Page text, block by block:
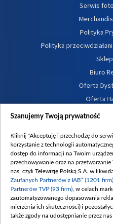
Serwis
Polityka
Polityka
Sklep
Biuro
Oferta
Oferta
Procedura
Szanujemy Twoją prywatność
Kliknij "Akceptuję i przechodzę do
korzystanie z technologii
dostęp do informacji na Twoim
przechowywanie oraz na
nas, czyli Telewizję Polską S.A. w
Zaufanych Partnerów z IAB* (1201 firm)
Partnerów TVP (93 firm) , w celach
zautomatyzowanego dopasowania
mierzenia ich skuteczności) i
także zgody na udostępnianie przez